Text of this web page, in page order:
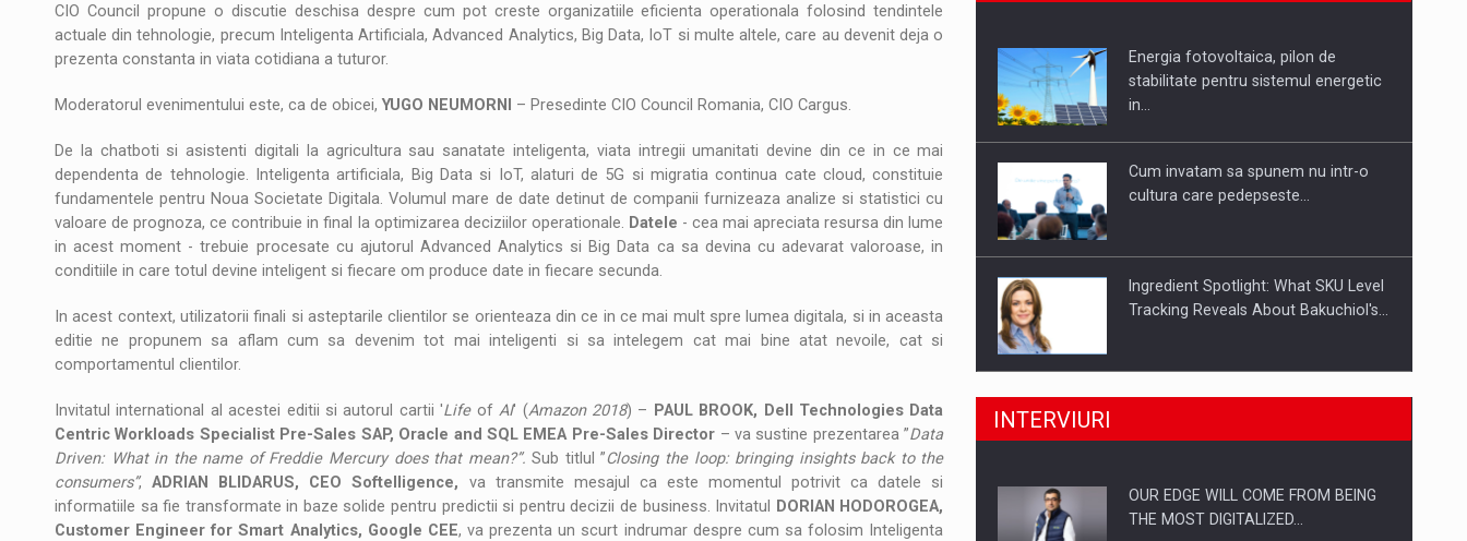
CIO Council propune o discutie deschisa despre cum pot creste organizatiile eficienta operationala folosind tendintele
actuale din tehnologie, precum Inteligenta Artificiala, Advanced Analytics, Big Data, IoT si multe altele, care au devenit deja o
prezenta constanta in viata cotidiana a tuturor.
Moderatorul evenimentului este, ca de obicei, YUGO NEUMORNI – Presedinte CIO Council Romania, CIO Cargus.
De la chatboti si asistenti digitali la agricultura sau sanatate inteligenta, viata intregii umanitati devine din ce in ce mai
dependenta de tehnologie. Inteligenta artificiala, Big Data si IoT, alaturi de 5G si migratia continua cate cloud, constituie
fundamentele pentru Noua Societate Digitala. Volumul mare de date detinut de companii furnizeaza analize si statistici cu
valoare de prognoza, ce contribuie in final la optimizarea deciziilor operationale. Datele - cea mai apreciata resursa din lume
in acest moment - trebuie procesate cu ajutorul Advanced Analytics si Big Data ca sa devina cu adevarat valoroase, in
conditiile in care totul devine inteligent si fiecare om produce date in fiecare secunda.
In acest context, utilizatorii finali si asteptarile clientilor se orienteaza din ce in ce mai mult spre lumea digitala, si in aceasta
editie ne propunem sa aflam cum sa devenim tot mai inteligenti si sa intelegem cat mai bine atat nevoile, cat si
comportamentul clientilor.
Invitatul international al acestei editii si autorul cartii 'LifeofAI' (​Amazon 2018) – PAUL BROOK, Dell Technologies Data
Centric Workloads Specialist Pre-Sales SAP, Oracle and SQL EMEA Pre-Sales Director – va sustine prezentarea ”Data
Driven: What in the name of Freddie Mercury does that mean?”.Sub titlul ”Closing the loop: bringing insights back to the
consumers”,ADRIAN BLIDARUS, CEO Softelligence, va transmite mesajul ca este momentul potrivit ca datele si
informatiile sa fie transformate in baze solide pentru predictii si pentru decizii de business. Invitatul
DORIAN HODOROGEA,
Customer Engineer for Smart Analytics, Google CEE, va prezenta un scurt indrumar despre cum sa folosim Inteligenta
Webinar - Business Evolution-
RETHINK STRATEGY-Finantare
Energia fotovoltaica, pilon de
stabilitate pentru sistemul energetic
in…
Cum invatam sa spunem nu intr-o
cultura care pedepseste…
Ingredient Spotlight: What SKU Level
Tracking Reveals About Bakuchiol's…
Producatorii si comerciantii care nu
Proteinmaxxing and the Future of
INTERVIURI
OUR EDGE WILL COME FROM BEING
THE MOST DIGITALIZED…